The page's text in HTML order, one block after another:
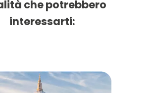
che potrebbero
interessarti: